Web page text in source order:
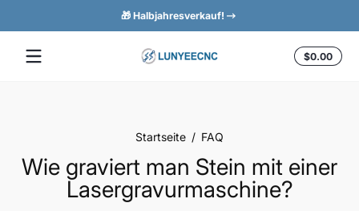
🎁 Halbjahresverkauf!
$0.00
Startseite FAQ
Wie graviert man Stein mit einer
Lasergravurmaschine?